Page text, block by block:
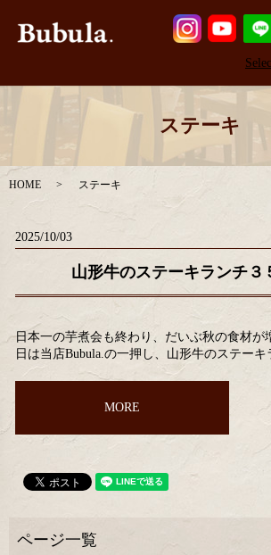
ステーキ
HOME ステーキ
2025/10/03
山形牛のステーキランチ３
日本一の芋煮会も終わり、だいぶ秋の食材が
日は当店Bubula.の一押し、山形牛のステー
MORE